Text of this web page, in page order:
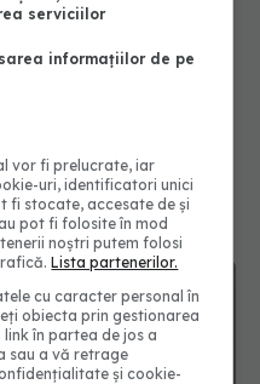
serviciilor
informațiilor de pe
vor fi prelucrate, iar
uri, identificatori unici
fi stocate, accesate de și
pot fi folosite în mod
noștri putem folosi
Lista partenerilor.
cu caracter personal în
obiecta prin gestionarea
în partea de jos a
sau a vă retrage
și cookie-